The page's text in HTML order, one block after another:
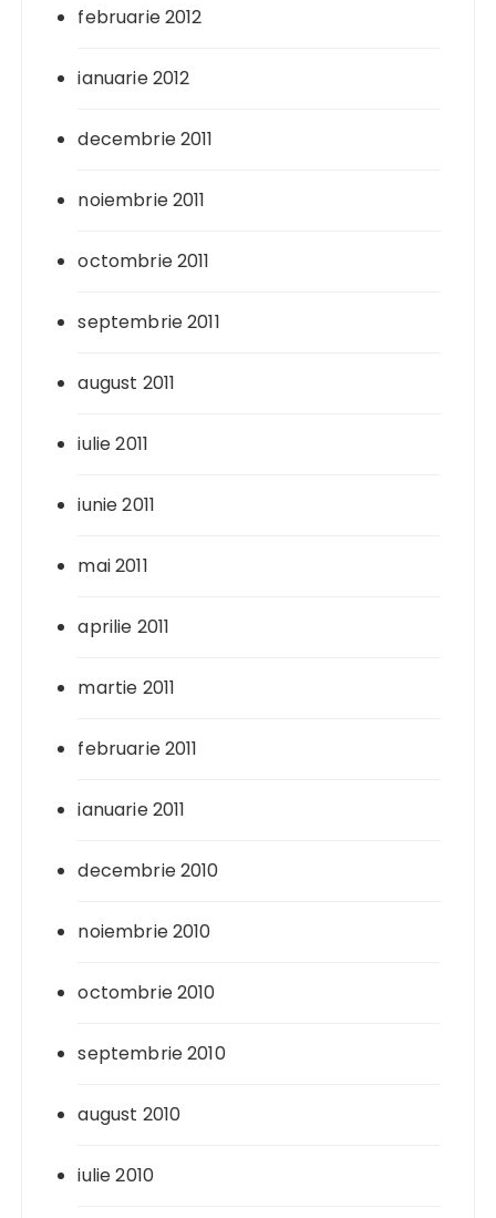
februarie 2012
ianuarie 2012
decembrie 2011
noiembrie 2011
octombrie 2011
septembrie 2011
august 2011
iulie 2011
iunie 2011
mai 2011
aprilie 2011
martie 2011
februarie 2011
ianuarie 2011
decembrie 2010
noiembrie 2010
octombrie 2010
septembrie 2010
august 2010
iulie 2010